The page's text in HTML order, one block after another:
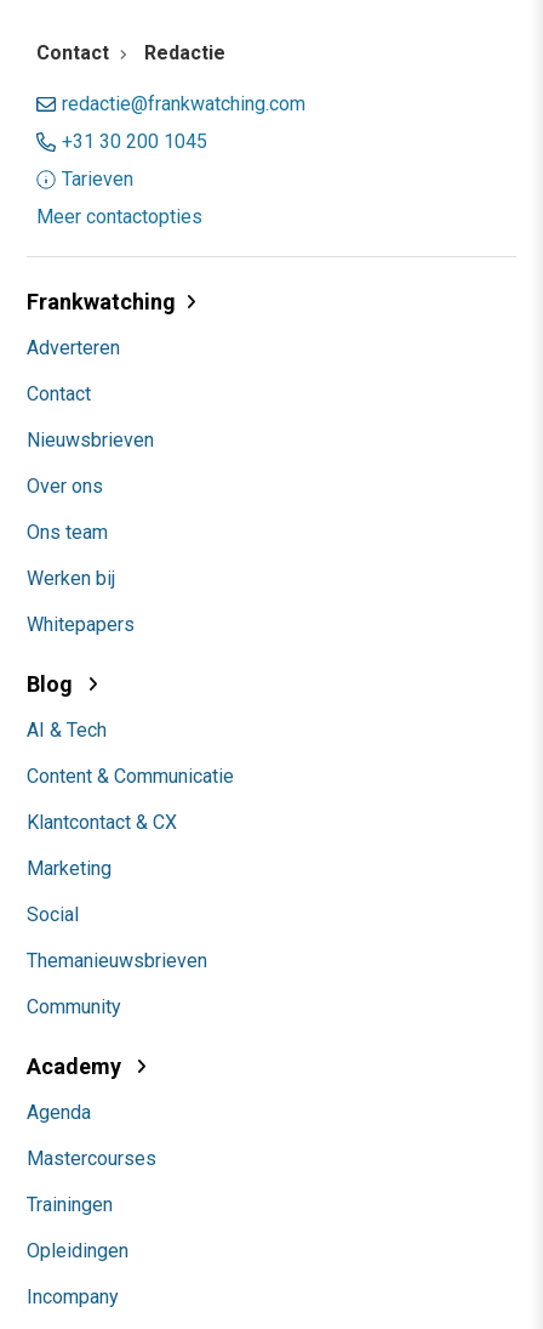
Contact Redactie
redactie@frankwatching.com
+31 30 200 1045
Tarieven
Meer contactopties
Frankwatching
Adverteren
Contact
Nieuwsbrieven
Over ons
Ons team
Werken bij
Whitepapers
Blog
AI & Tech
Content & Communicatie
Klantcontact & CX
Marketing
Social
Themanieuwsbrieven
Community
Academy
Agenda
Mastercourses
Trainingen
Opleidingen
Incompany